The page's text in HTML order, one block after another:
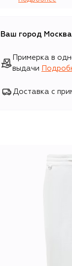
Ваш город Москва
Примерка в
выдачи
Доставка с